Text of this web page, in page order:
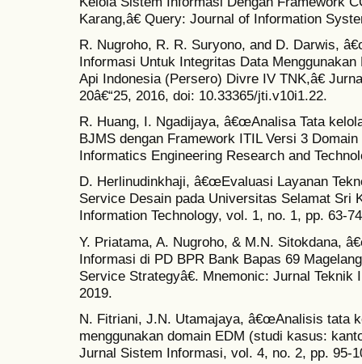
Karang,â€ Query: Journal of Information
R. Nugroho, R. R. Suryono, and D. Darwis,
Informasi Untuk Integritas Data
Api Indonesia (Persero) Divre IV TNK,â€
20â€“25, 2016, doi: 10.33365/jti.v10i1.22.
R. Huang, I. Ngadijaya, â€œAnalisa Tata
BJMS dengan Framework ITIL Versi 3
Informatics Engineering Research and
D. Herlinudinkhaji, â€œEvaluasi Layanan
Service Desain pada Universitas Selamat Sri
Information Technology, vol. 1, no. 1, pp. 63-
Y. Priatama, A. Nugroho, & M.N. Sitokdana,
Informasi di PD BPR Bank Bapas 69
Service Strategyâ€. Mnemonic: Jurnal
2019.
N. Fitriani, J.N. Utamajaya, â€œAnalisis tata
menggunakan domain EDM (studi kasus:
Jurnal Sistem Informasi, vol. 4, no. 2, pp. 95-